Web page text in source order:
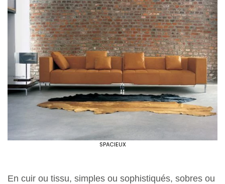
SPACIEUX
En cuir ou tissu, simples ou sophistiqués, sobres ou